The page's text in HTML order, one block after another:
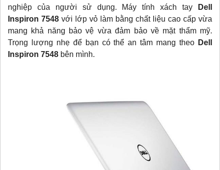
nghiệp của người sử dụng. Máy tính xách tay
Dell
Inspiron 7548 với lớp vỏ làm bằng chất liệu cao cấp vừa
mang khả năng bảo vệ vừa đảm bảo về mặt thẩm mỹ.
Trọng lượng nhẹ để bạn có thể an tâm mang theo Dell
Inspiron 7548 bên mình.